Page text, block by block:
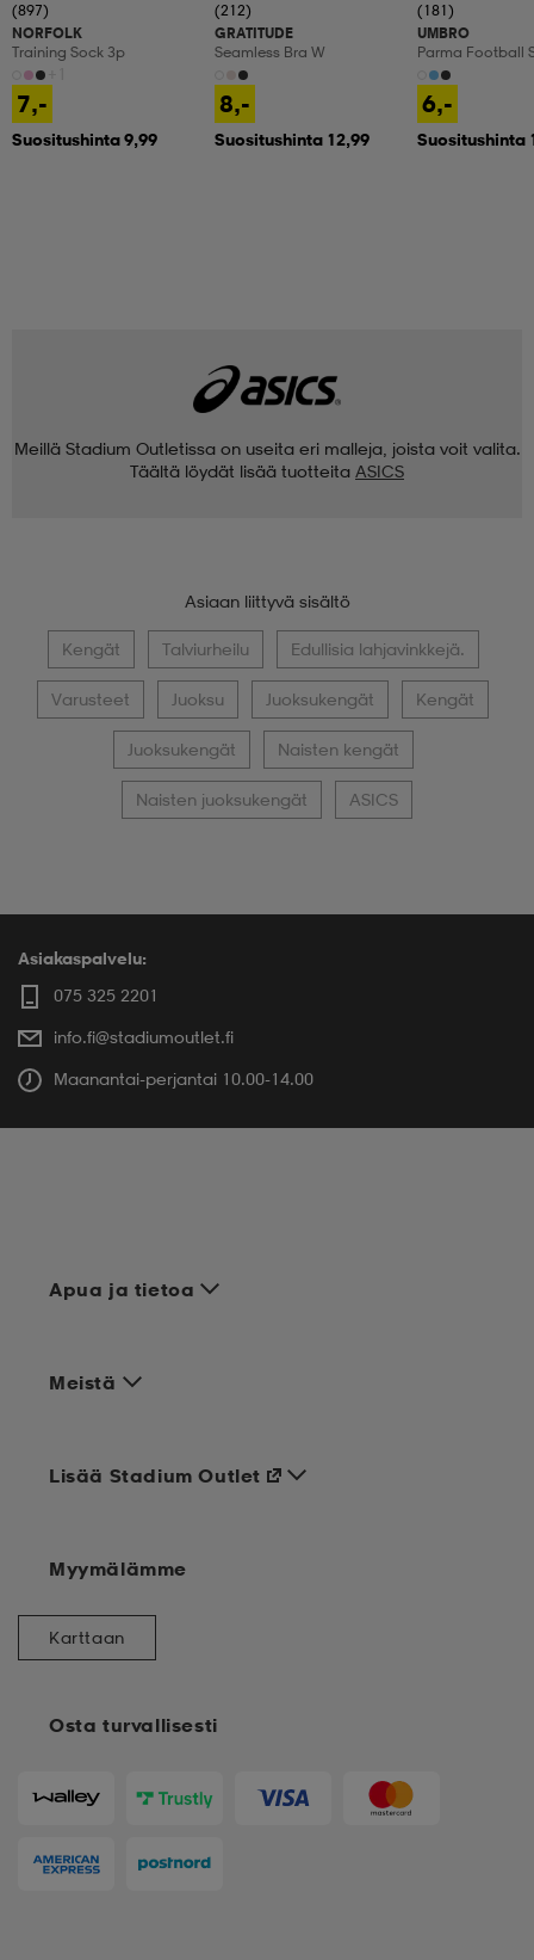
(897)
NORFOLK
Training Sock 3p
7,-
Suositushinta 9,99
(212)
GRATITUDE
Seamless Bra W
8,-
Suositushinta 12,99
(181)
UMBRO
Parma Football
6,-
Suositushinta
Meillä Stadium Outletissa on useita eri malleja, joista voit valita.
Täältä löydät lisää tuotteita ASICS
Asiaan liittyvä sisältö
Kengät Talviurheilu Edullisia lahjavinkkejä.
Varusteet Juoksu Juoksukengät Kengät
Juoksukengät Naisten kengät
Naisten juoksukengät ASICS
Asiakaspalvelu:
075 325 2201
info.fi@stadiumoutlet.fi
Maanantai-perjantai 10.00-14.00
Apua ja tietoa
Meistä
Osta turvallisesti
Lisää Stadium Outlet
Myymälämme
Karttaan